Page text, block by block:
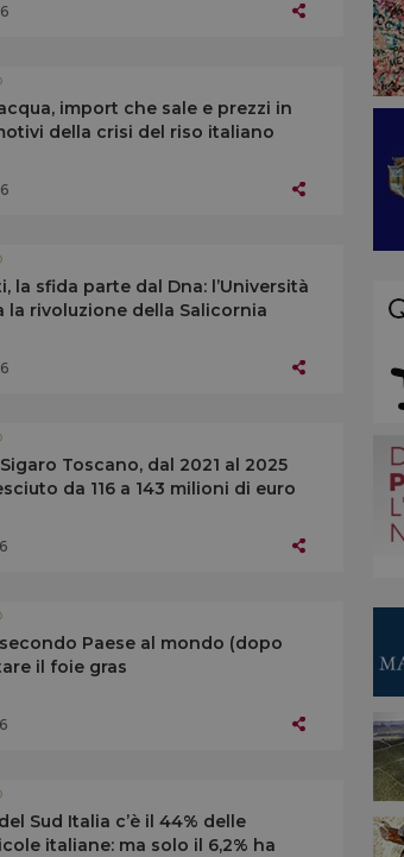
import che sale e prezzi in
della crisi del riso italiano
la sfida parte dal Dna: l’Università
la rivoluzione della Salicornia
Toscano, dal 2021 al 2025
da 116 a 143 milioni di euro
Paese al mondo (dopo
il foie gras
Sud Italia c’è il 44% delle
italiane: ma solo il 6,2% ha